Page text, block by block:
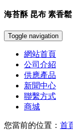
海苔酥 昆布 素香
Toggle navigation
網站首頁
公司介紹
供應產品
新聞中心
聯繫方式
商城
您當前的位置： 首